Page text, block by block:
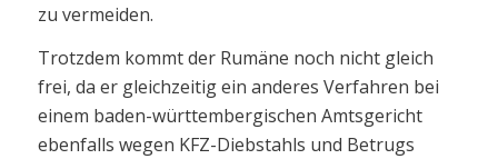
zu vermeiden.
Trotzdem kommt der Rumäne noch nicht gleich
frei, da er gleichzeitig ein anderes Verfahren bei
einem baden-württembergischen Amtsgericht
ebenfalls wegen KFZ-Diebstahls und Betrugs